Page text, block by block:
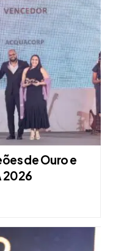
de Ouro e
2026